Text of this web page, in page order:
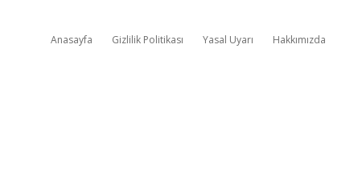
Anasayfa Gizlilik Politikası Yasal Uyarı Hakkımızda